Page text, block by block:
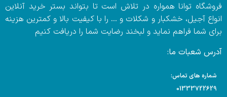
فروشگاه توانا همواره در تلاش است تا بتواند بستر خرید آنلاین
انواع آجیل، خشکبار و شکلات و … را با کیفیت بالا و کمترین هزینه
برای شما فراهم نماید و لبخند رضایت شما را دریافت کنیم
آدرس شعبات ما:
شماره های تماس:
01333722629